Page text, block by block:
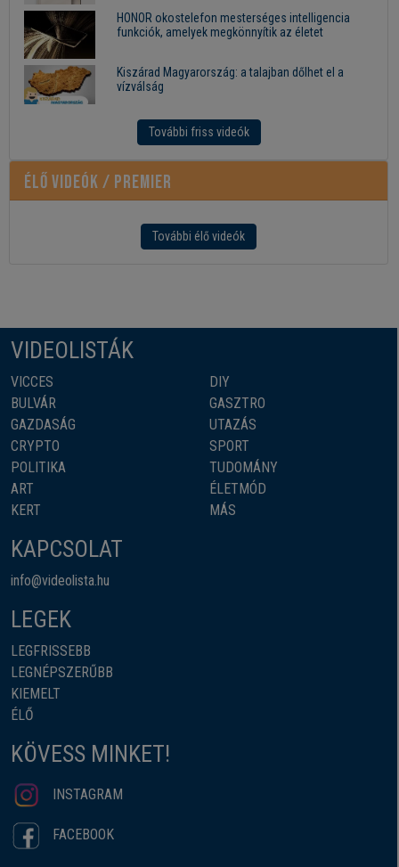
HONOR okostelefon mesterséges intelligencia
funkciók, amelyek megkönnyítik az életet
Kiszárad Magyarország: a talajban dőlhet el a
vízválság
További friss videók
Élő videók / Premier
További élő videók
VIDEOLISTÁK
VICCES
BULVÁR
GAZDASÁG
CRYPTO
POLITIKA
ART
KERT
DIY
GASZTRO
UTAZÁS
SPORT
TUDOMÁNY
ÉLETMÓD
MÁS
KAPCSOLAT
info@videolista.hu
LEGEK
LEGFRISSEBB
LEGNÉPSZERŰBB
KIEMELT
ÉLŐ
KÖVESS MINKET!
INSTAGRAM
FACEBOOK